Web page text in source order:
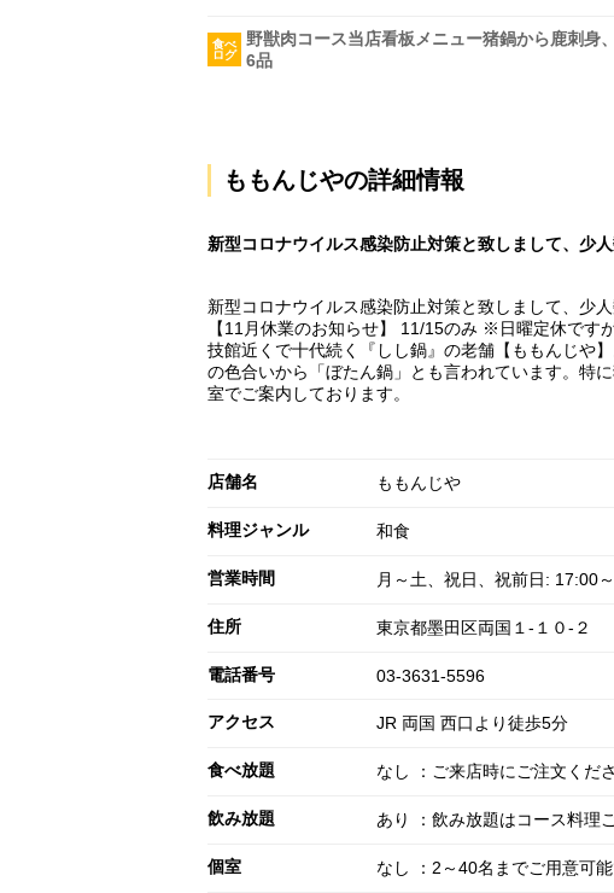
食べ
ログ
野獣肉コース当店看板メニュー猪鍋から鹿刺身
6品
ももんじやの詳細情報
新型コロナウイルス感染防止対策と致しまして、少
新型コロナウイルス感染防止対策と致しまして、少
【11月休業のお知らせ】 11/15のみ ※日曜定休です
技館近くで十代続く『しし鍋』の老舗【ももんじや
の色合いから「ぼたん鍋」とも言われています。特
室でご案内しております。
店舗名 ももんじや
料理ジャンル 和食
営業時間 月～土、祝日、祝前日: 17:00
住所 東京都墨田区両国１‐１０‐２
電話番号 03-3631-5596
アクセス JR 両国 西口より徒歩5分
食べ放題 なし ：ご来店時にご注文くだ
飲み放題 あり ：飲み放題はコース料理
個室 なし ：2～40名までご用意可